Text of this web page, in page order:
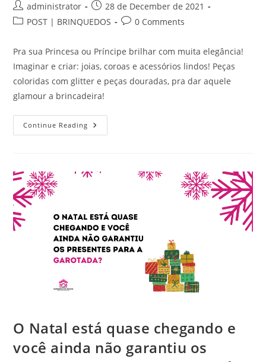
Post
author:
administrator
Post
published:
28 de December de 2021
PostPOST | BRINQUEDOS
Post0 Comments
Pra sua Princesa ou Príncipe brilhar com muita elegância!
Imaginar e criar: joias, coroas e acessórios lindos! Peças
coloridas com glitter e peças douradas, pra dar aquele
glamour a brincadeira!
Continue Reading Boneca
Lol:
Verdadeira
O Natal está quase chegando e
você ainda não garantiu os